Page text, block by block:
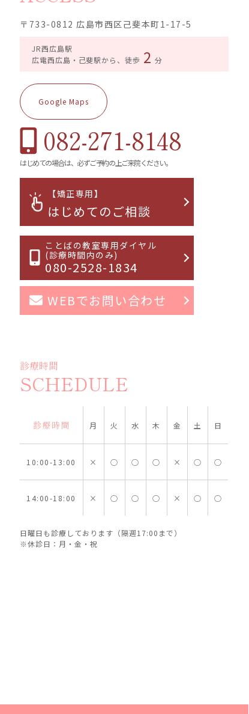
〒733-0812 広島市西区己斐本町1-17-5
JR西広島駅
広電西広島・己斐駅から、徒歩 2 分
Google Maps
082-271-8148
はじめての場合は、必ずご予約の上ご来院ください。
【矯正専用】
はじめてのご相談
ことばの教室専用ダイヤル
(診療時間内のみ)
080-2528-1834
WEBでお問い合わせ
診療時間
SCHEDULE
診療時間 月 火 水 木 金 土 日
10:00-13:00 × ○ ○ ○ × ○ ○
14:00-18:00 × ○ ○ ○ × ○ ○
日曜日も診療しております（隔週17:00まで）
※休診日：月・金・祝